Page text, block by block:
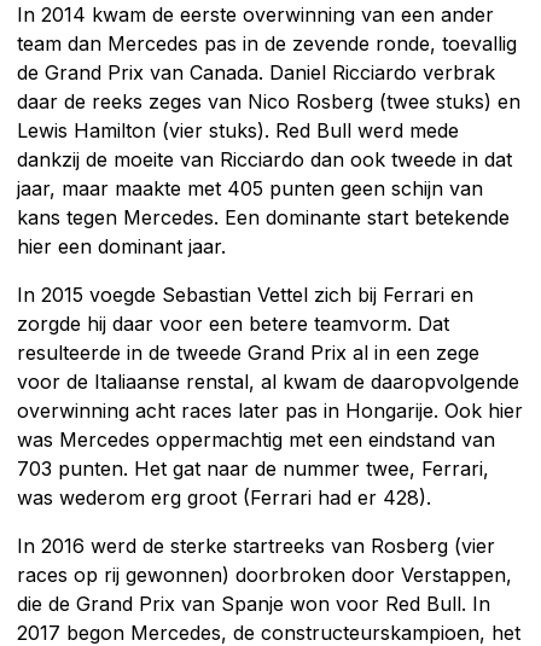
In 2014 kwam de eerste overwinning van een ander
team dan Mercedes pas in de zevende ronde, toevallig
de Grand Prix van Canada. Daniel Ricciardo verbrak
daar de reeks zeges van Nico Rosberg (twee stuks) en
Lewis Hamilton (vier stuks). Red Bull werd mede
dankzij de moeite van Ricciardo dan ook tweede in dat
jaar, maar maakte met 405 punten geen schijn van
kans tegen Mercedes. Een dominante start betekende
hier een dominant jaar.
In 2015 voegde Sebastian Vettel zich bij Ferrari en
zorgde hij daar voor een betere teamvorm. Dat
resulteerde in de tweede Grand Prix al in een zege
voor de Italiaanse renstal, al kwam de daaropvolgende
overwinning acht races later pas in Hongarije. Ook hier
was Mercedes oppermachtig met een eindstand van
703 punten. Het gat naar de nummer twee, Ferrari,
was wederom erg groot (Ferrari had er 428).
In 2016 werd de sterke startreeks van Rosberg (vier
races op rij gewonnen) doorbroken door Verstappen,
die de Grand Prix van Spanje won voor Red Bull. In
2017 begon Mercedes, de constructeurskampioen, het